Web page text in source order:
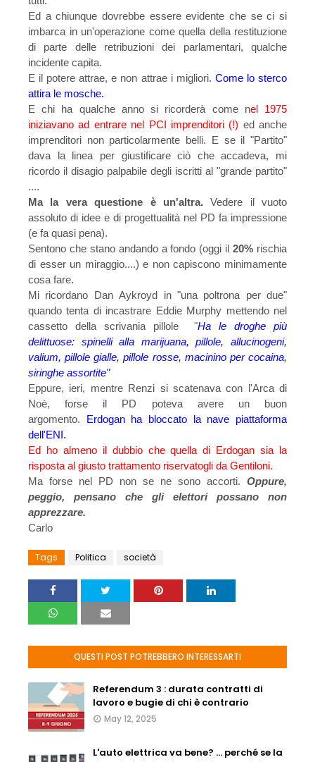
Ed a chiunque dovrebbe essere evidente che se ci si
imbarca in un'operazione come quella della restituzione
di parte delle retribuzioni dei parlamentari, qualche
incidente capita.
E il potere attrae, e non attrae i migliori. Come lo sterco
attira le mosche.
E chi ha qualche anno si ricorderà come nel 1975
iniziavano ad entrare nel PCI imprenditori (!) ed anche
imprenditori non particolarmente belli. E se il "Partito"
dava la linea per giustificare ciò che accadeva, mi
ricordo il disagio palpabile degli iscritti al "grande partito"
....
Ma la vera questione è un'altra.Vedere il vuoto
assoluto di idee e di progettualità nel PD fa impressione
(e fa quasi pena).
Sentono che stano andando a fondo (oggi il20% rischia
di esser un miraggio....) e non capiscono minimamente
cosa fare.
Mi ricordano Dan Aykroyd in "una poltrona per due"
quando tenta di incastrare Eddie Murphy mettendo nel
cassetto della scrivania pillole "Ha le droghe più
delittuose: spinelli alla marijuana,pillole, allucinogeni,
valium,pillole gialle,pillole rosse, macinino percocaina,
siringhe assortite"
Eppure, ieri, mentre Renzi si scatenava con l'Arca di
Noè, forse il PD poteva avere un buon
argomento. Erdogan ha bloccato la nave piattaforma
dell'ENI.
Ed ho almeno il dubbio che quella di Erdogan sia la
risposta al giusto trattamento riservatogli da Gentiloni.
Ma forse nel PD non se ne sono accorti. Oppure,
peggio, pensano che gli elettori possano non
apprezzare.
Carlo
Tags Politica società
QUESTI POST POTREBBERO INTERESSARTI
Referendum 3 : durata contratti di
lavoro e bugie di chi è contrario
May 12, 2025
L'auto elettrica va bene? ... perché se la